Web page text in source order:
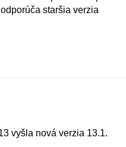
staršia verzia
vyšla nová verzia 13.1.